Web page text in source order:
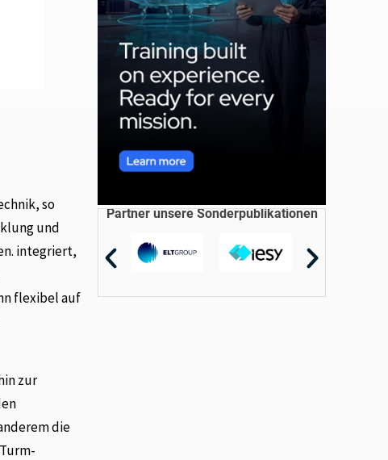
so
und
integriert,
flexibel auf
zur
die
Partner unsere Sonderpublikationen